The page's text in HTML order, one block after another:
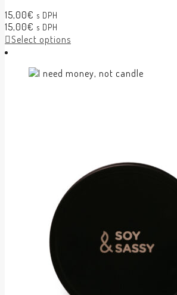
15,00€ s DPH
15,00€ s DPH
Select options